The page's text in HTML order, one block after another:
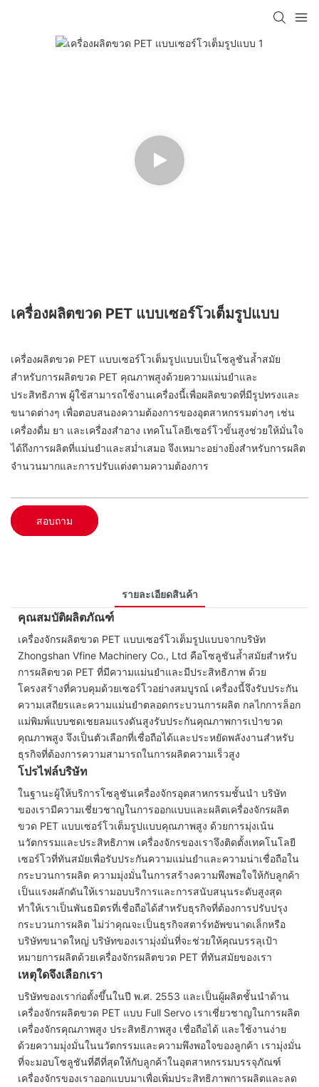
เครื่องผลิตขวด PET แบบเซอร์โวเต็มรูปแบบ
เครื่องผลิตขวด PET แบบเซอร์โวเต็มรูปแบบเป็นโซลูชันล้ำสมัย
สำหรับการผลิตขวด PET คุณภาพสูงด้วยความแม่นยำและ
ประสิทธิภาพ ผู้ใช้สามารถใช้งานเครื่องนี้เพื่อผลิตขวดที่มีรูปทรงและ
ขนาดต่างๆ เพื่อตอบสนองความต้องการของอุตสาหกรรมต่างๆ เช่น
เครื่องดื่ม ยา และเครื่องสำอาง เทคโนโลยีเซอร์โวขั้นสูงช่วยให้มั่นใจ
ได้ถึงการผลิตที่แม่นยำและสม่ำเสมอ จึงเหมาะอย่างยิ่งสำหรับการผลิต
จำนวนมากและการปรับแต่งตามความต้องการ
สอบถาม
รายละเอียดสินค้า
คุณสมบัติผลิตภัณฑ์
เครื่องจักรผลิตขวด PET แบบเซอร์โวเต็มรูปแบบจากบริษัท
Zhongshan Vfine Machinery Co., Ltd คือโซลูชันล้ำสมัยสำหรับ
การผลิตขวด PET ที่มีความแม่นยำและมีประสิทธิภาพ ด้วย
โครงสร้างที่ควบคุมด้วยเซอร์โวอย่างสมบูรณ์ เครื่องนี้จึงรับประกัน
ความเสถียรและความแม่นยำตลอดกระบวนการผลิต กลไกการล็อก
แม่พิมพ์แบบชดเชยลมแรงดันสูงรับประกันคุณภาพการเป่าขวด
คุณภาพสูง จึงเป็นตัวเลือกที่เชื่อถือได้และประหยัดพลังงานสำหรับ
ธุรกิจที่ต้องการความสามารถในการผลิตความเร็วสูง
โปรไฟล์บริษัท
ในฐานะผู้ให้บริการโซลูชันเครื่องจักรอุตสาหกรรมชั้นนำ บริษัท
ของเรามีความเชี่ยวชาญในการออกแบบและผลิตเครื่องจักรผลิต
ขวด PET แบบเซอร์โวเต็มรูปแบบคุณภาพสูง ด้วยการมุ่งเน้น
นวัตกรรมและประสิทธิภาพ เครื่องจักรของเราจึงติดตั้งเทคโนโลยี
เซอร์โวที่ทันสมัยเพื่อรับประกันความแม่นยำและความน่าเชื่อถือใน
กระบวนการผลิต ความมุ่งมั่นในการสร้างความพึงพอใจให้กับลูกค้า
เป็นแรงผลักดันให้เรามอบบริการและการสนับสนุนระดับสูงสุด
ทำให้เราเป็นพันธมิตรที่เชื่อถือได้สำหรับธุรกิจที่ต้องการปรับปรุง
กระบวนการผลิต ไม่ว่าคุณจะเป็นธุรกิจสตาร์ทอัพขนาดเล็กหรือ
บริษัทขนาดใหญ่ บริษัทของเรามุ่งมั่นที่จะช่วยให้คุณบรรลุเป้า
หมายการผลิตด้วยเครื่องจักรผลิตขวด PET ที่ทันสมัยของเรา
เหตุใดจึงเลือกเรา
บริษัทของเราก่อตั้งขึ้นในปี พ.ศ. 2553 และเป็นผู้ผลิตชั้นนำด้าน
เครื่องจักรผลิตขวด PET แบบ Full Servo เราเชี่ยวชาญในการผลิต
เครื่องจักรคุณภาพสูง ประสิทธิภาพสูง เชื่อถือได้ และใช้งานง่าย
ด้วยความมุ่งมั่นในนวัตกรรมและความพึงพอใจของลูกค้า เรามุ่งมั่น
ที่จะมอบโซลูชันที่ดีที่สุดให้กับลูกค้าในอุตสาหกรรมบรรจุภัณฑ์
เครื่องจักรของเราออกแบบมาเพื่อเพิ่มประสิทธิภาพการผลิตและลด